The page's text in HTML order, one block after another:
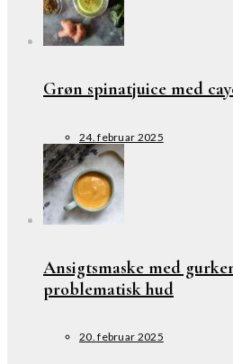
Grøn spinatjuice med
24. februar 2025
Ansigtsmaske med
problematisk hud
20. februar 2025